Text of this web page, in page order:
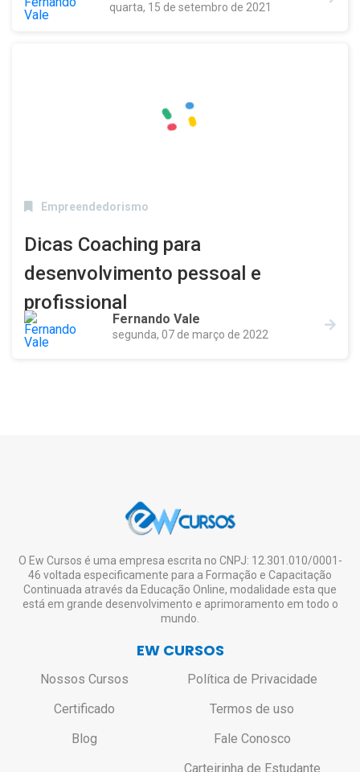
quarta, 15 de setembro de 2021
Empreendedorismo
Dicas Coaching para
desenvolvimento pessoal e
profissional
Fernando Vale
segunda, 07 de março de 2022
O Ew Cursos é uma empresa escrita no CNPJ: 12.301.010/0001-
46 voltada especificamente para a Formação e Capacitação
Continuada através da Educação Online, modalidade esta que
está em grande desenvolvimento e aprimoramento em todo o
mundo.
EW CURSOS
Nossos Cursos
Certificado
Blog
Política de Privacidade
Termos de uso
Fale Conosco
Carteirinha de Estudante